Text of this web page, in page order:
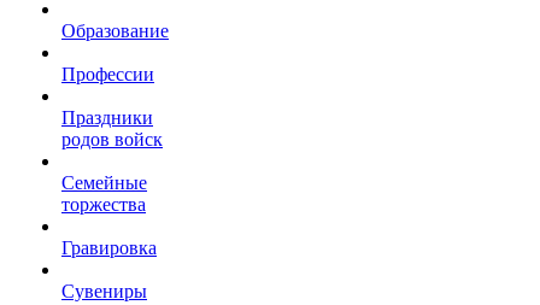
Образование
Профессии
Праздники
родов войск
Семейные
торжества
Гравировка
Сувениры